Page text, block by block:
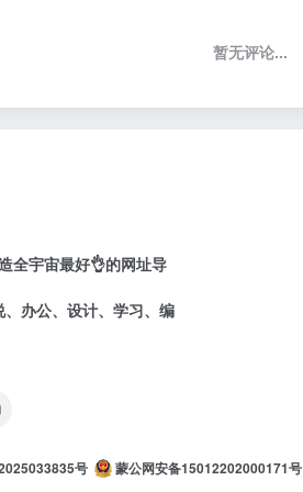
暂无评论...
全宇宙最好👌的网址导
办公、设计、学习、编
号 蒙公网安备15012202000171号